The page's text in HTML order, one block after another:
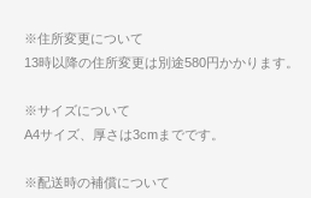
※住所変更について
13時以降の住所変更は別途580円かかります。
※サイズについて
A4サイズ、厚さは3cmまでです。
※配送時の補償について